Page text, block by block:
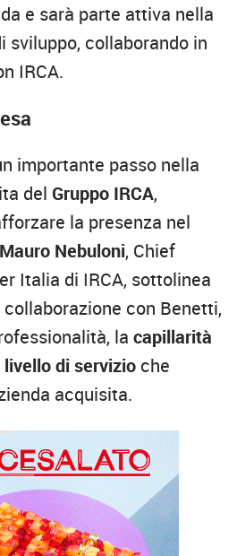
e sarà parte attiva nella
sviluppo, collaborando in
IRCA.
importante passo nella
del Gruppo IRCA,
la presenza nel
Mauro Nebuloni, Chief
Italia di IRCA, sottolinea
collaborazione con Benetti,
la capillarità
di servizio che
acquisita.